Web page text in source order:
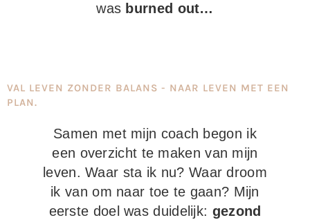
was burned out…
VAL LEVEN ZONDER BALANS - NAAR LEVEN MET EEN
PLAN.
Samen met mijn coach begon ik
een overzicht te maken van mijn
leven. Waar sta ik nu? Waar droom
ik van om naar toe te gaan? Mijn
eerste doel was duidelijk: gezond